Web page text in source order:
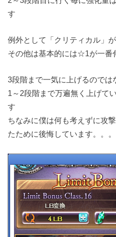
す
例外として「クリティカル」
その他は基本的には☆1が一番
3段階まで一気に上げるのでは
1～2段階まで万遍無く上げて
す
ちなみに僕は何も考えずに攻
たために後悔しています。。。